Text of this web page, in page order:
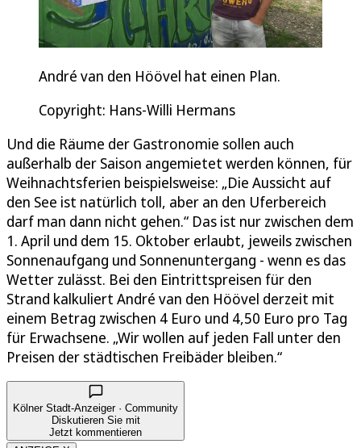
André van den Höövel hat einen Plan.
Copyright: Hans-Willi Hermans
Und die Räume der Gastronomie sollen auch
außerhalb der Saison angemietet werden können, für
Weihnachtsferien beispielsweise: „Die Aussicht auf
den See ist natürlich toll, aber an den Uferbereich
darf man dann nicht gehen.“ Das ist nur zwischen dem
1. April und dem 15. Oktober erlaubt, jeweils zwischen
Sonnenaufgang und Sonnenuntergang - wenn es das
Wetter zulässt. Bei den Eintrittspreisen für den
Strand kalkuliert André van den Höövel derzeit mit
einem Betrag zwischen 4 Euro und 4,50 Euro pro Tag
für Erwachsene. „Wir wollen auf jeden Fall unter den
Preisen der städtischen Freibäder bleiben.“
Kölner Stadt-Anzeiger · Community
Diskutieren Sie mit
Jetzt kommentieren